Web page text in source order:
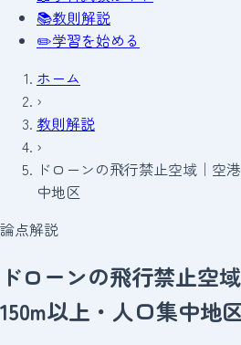
📚教則解説
✏️学習を始める
ホーム
›
教則解説
›
ドローンの飛行禁止空域｜空
中地区
論点解説
ドローンの飛行禁止空
150m以上・人口集中地